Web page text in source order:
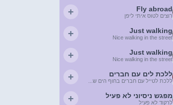
Fly abroad
רוצים לטוס איתי ליפן +
Just walking
Nice walking in the street
+
Just walking
Nice walking in the street
+
ללכת לים עם חברים
ללכת לטייל עם חברים בחוף הים ש... +
מפגש ניסיוני לא פעיל
לרקוד לא פעיל +